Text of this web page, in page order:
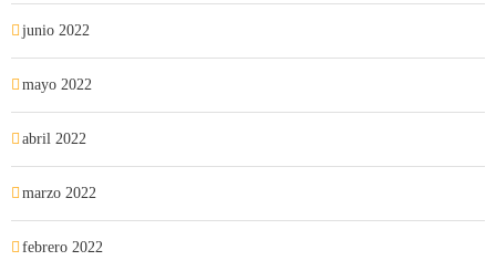
junio 2022
mayo 2022
abril 2022
marzo 2022
febrero 2022